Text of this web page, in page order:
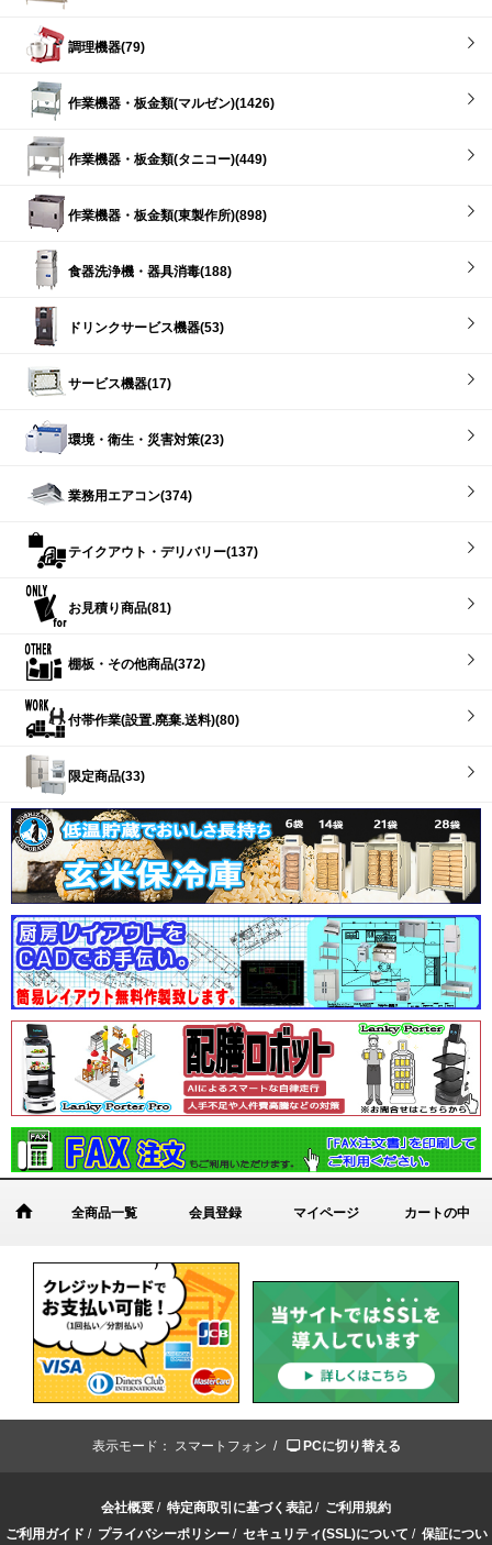
調理機器(79)
作業機器・板金類(マルゼン)(1426)
作業機器・板金類(タニコー)(449)
作業機器・板金類(東製作所)(898)
食器洗浄機・器具消毒(188)
ドリンクサービス機器(53)
サービス機器(17)
環境・衛生・災害対策(23)
業務用エアコン(374)
テイクアウト・デリバリー(137)
お見積り商品(81)
棚板・その他商品(372)
付帯作業(設置.廃棄.送料)(80)
限定商品(33)
全商品一覧 会員登録 マイページ カートの中
表示モード： スマートフォン / PCに切り替える
会社概要 / 特定商取引に基づく表記/ ご利用規約
ご利用ガイド / プライバシーポリシー/ セキュリティ(SSL)について / 保証につい